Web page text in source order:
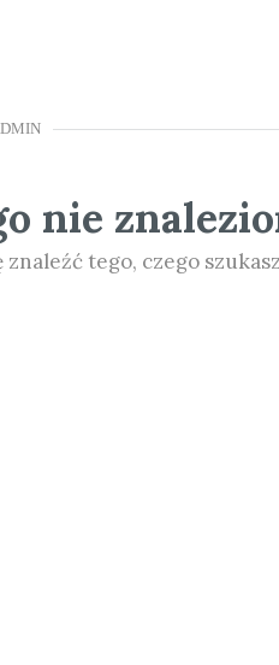
nie
znaleźć tego, czego